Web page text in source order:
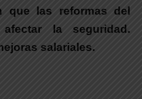
que las reformas del
la seguridad.
salariales.